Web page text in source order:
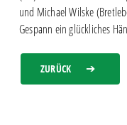
und Michael Wilske
Gespann ein glückliches
ZURÜCK